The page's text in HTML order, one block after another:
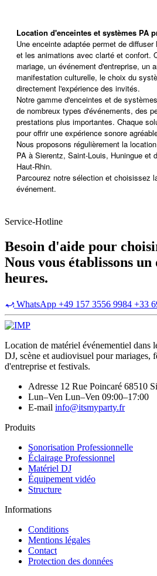
Location d'enceintes et systèmes PA
Une enceinte adaptée permet de
et les animations avec clarté et confort.
mariage, un événement d'entreprise, un
manifestation culturelle, le choix du
directement l'expérience des invités.
Notre gamme d'enceintes et de
de nombreux types d'événements, des
prestations plus importantes. Chaque
pour offrir une expérience sonore
Nous proposons régulièrement la
PA à Sierentz, Saint-Louis, Huningue et
Haut-Rhin.
Parcourez notre sélection et choisissez
événement.
Service-Hotline
Besoin d'aide pour
Nous vous établissons un
heures.
WhatsApp +49 157 3556 9984 +33
Location de matériel événementiel dans
DJ, scène et audiovisuel pour mariages,
d'entreprise et festivals.
Adresse 12 Rue Poincaré 68510
Lun–Ven Lun–Ven 09:00–17:00
E-mail info@itsmyparty.fr
Produits
Sonorisation Professionnelle
Éclairage Professionnel
Matériel DJ
Équipement vidéo
Structure
Informations
Conditions
Mentions légales
Contact
Protection des données